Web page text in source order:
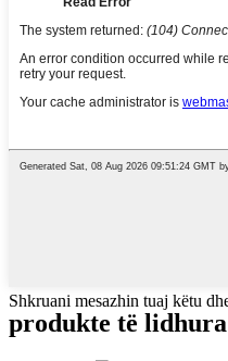
Shkruani mesazhin tuaj këtu
produkte të lidhura